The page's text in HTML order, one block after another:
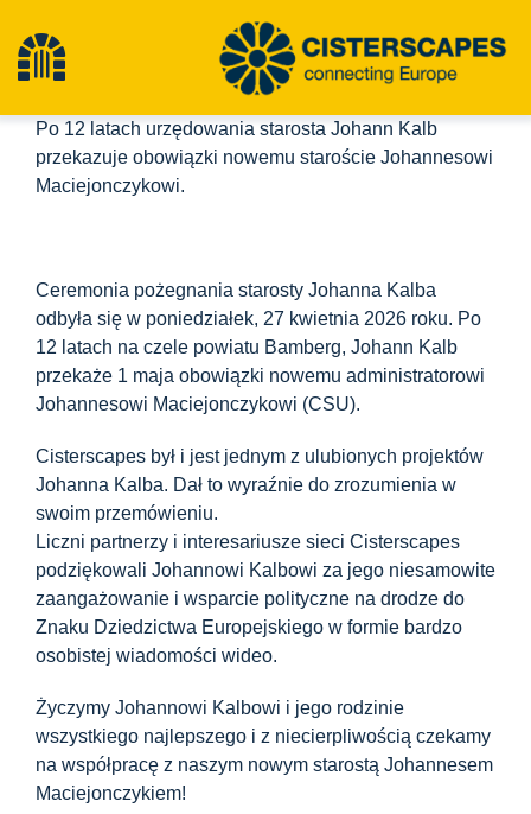
treściPrzełącz
nawigację
Cysterny
Turystyka piesza
Najnowsze wiadomości
Wydarzenia
Centrum informacyjne
Pliki do pobrania
Miejsce nauki
Dziedzictwo kulinarne
Po 12 latach urzędowania starosta Johann Kalb
przekazuje obowiązki nowemu staroście Johannesowi
Maciejonczykowi.
Ceremonia pożegnania starosty Johanna Kalba
odbyła się w poniedziałek, 27 kwietnia 2026 roku. Po
12 latach na czele powiatu Bamberg, Johann Kalb
przekaże 1 maja obowiązki nowemu administratorowi
Johannesowi Maciejonczykowi (CSU).
Cisterscapes był i jest jednym z ulubionych projektów
Johanna Kalba. Dał to wyraźnie do zrozumienia w
swoim przemówieniu.
Liczni partnerzy i interesariusze sieci Cisterscapes
podziękowali Johannowi Kalbowi za jego niesamowite
zaangażowanie i wsparcie polityczne na drodze do
Znaku Dziedzictwa Europejskiego w formie bardzo
osobistej wiadomości wideo.
Życzymy Johannowi Kalbowi i jego rodzinie
wszystkiego najlepszego i z niecierpliwością czekamy
na współpracę z naszym nowym starostą Johannesem
Maciejonczykiem!